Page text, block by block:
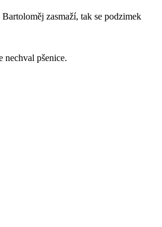
zasmaží, tak se podzimek
nechval pšenice.